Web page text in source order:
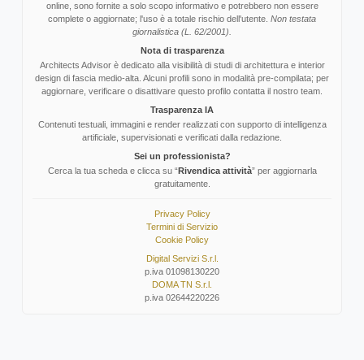
online, sono fornite a solo scopo informativo e potrebbero non essere
complete o aggiornate; l'uso è a totale rischio dell'utente. Non testata
giornalistica (L. 62/2001).
Nota di trasparenza
Architects Advisor è dedicato alla visibilità di studi di architettura e interior
design di fascia medio-alta. Alcuni profili sono in modalità pre-compilata; per
aggiornare, verificare o disattivare questo profilo contatta il nostro team.
Trasparenza IA
Contenuti testuali, immagini e render realizzati con supporto di intelligenza
artificiale, supervisionati e verificati dalla redazione.
Sei un professionista?
Cerca la tua scheda e clicca su “Rivendica attività” per aggiornarla
gratuitamente.
Privacy Policy
Termini di Servizio
Cookie Policy
Digital Servizi S.r.l.
p.iva 01098130220
DOMA TN S.r.l.
p.iva 02644220226